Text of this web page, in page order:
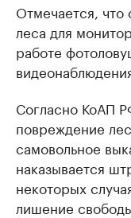
Отмечается, что
леса для
работе
Согласно КоАП
повреждение
самовольное
наказывается
некоторых
лишение